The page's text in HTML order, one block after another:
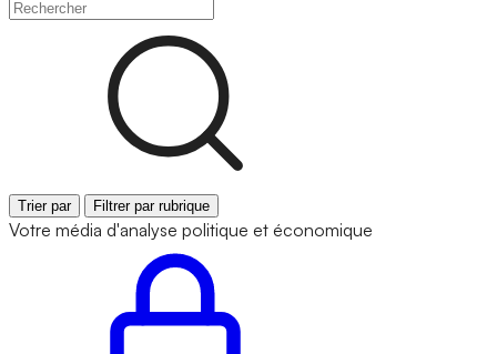
Trier par Filtrer par rubrique
Votre média d'analyse politique et économique